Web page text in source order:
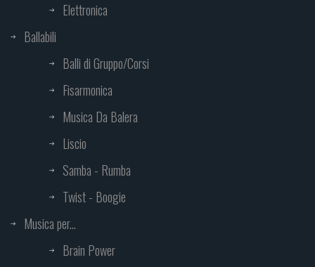
Elettronica
Ballabili
Balli di Gruppo/Corsi
Fisarmonica
Musica Da Balera
Liscio
Samba - Rumba
Twist - Boogie
Musica per...
Brain Power